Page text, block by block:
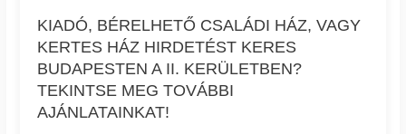
KIADÓ, BÉRELHETŐ CSALÁDI HÁZ, VAGY
KERTES HÁZ HIRDETÉST KERES
BUDAPESTEN A II. KERÜLETBEN?
TEKINTSE MEG TOVÁBBI
AJÁNLATAINKAT!